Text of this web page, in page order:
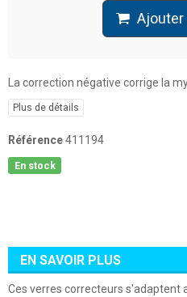
Ajouter
La correction négative corrige la
Plus de détails
Référence411194
En stock
EN SAVOIR PLUS
Ces verres correcteurs s'adaptent